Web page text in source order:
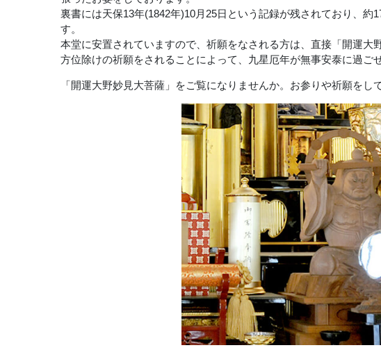
裏書には天保13年(1842年)10月25日という記録が残されており、
す。
本堂に安置されていますので、祈願をなされる方は、直接「開運大
方位除けの祈願をされることによって、九星厄年が無事安泰に過ご
「開運大野妙見大菩薩」をご覧になりませんか。お参りや祈願をし